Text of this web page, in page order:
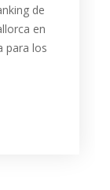
de
en
para los